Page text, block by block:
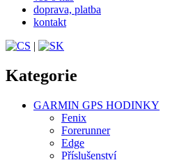
doprava, platba
kontakt
|
Kategorie
GARMIN GPS HODINKY
Fenix
Forerunner
Edge
Příslušenství